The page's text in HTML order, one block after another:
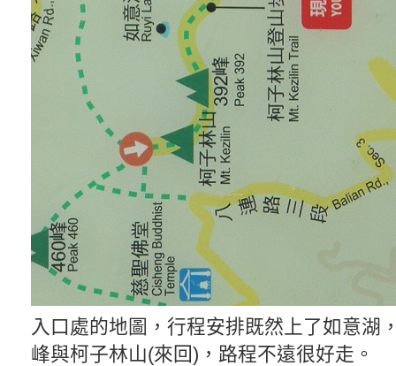
入口處的地圖，行程安排既然上了如意湖
峰與柯子林山(來回)，路程不遠很好走。